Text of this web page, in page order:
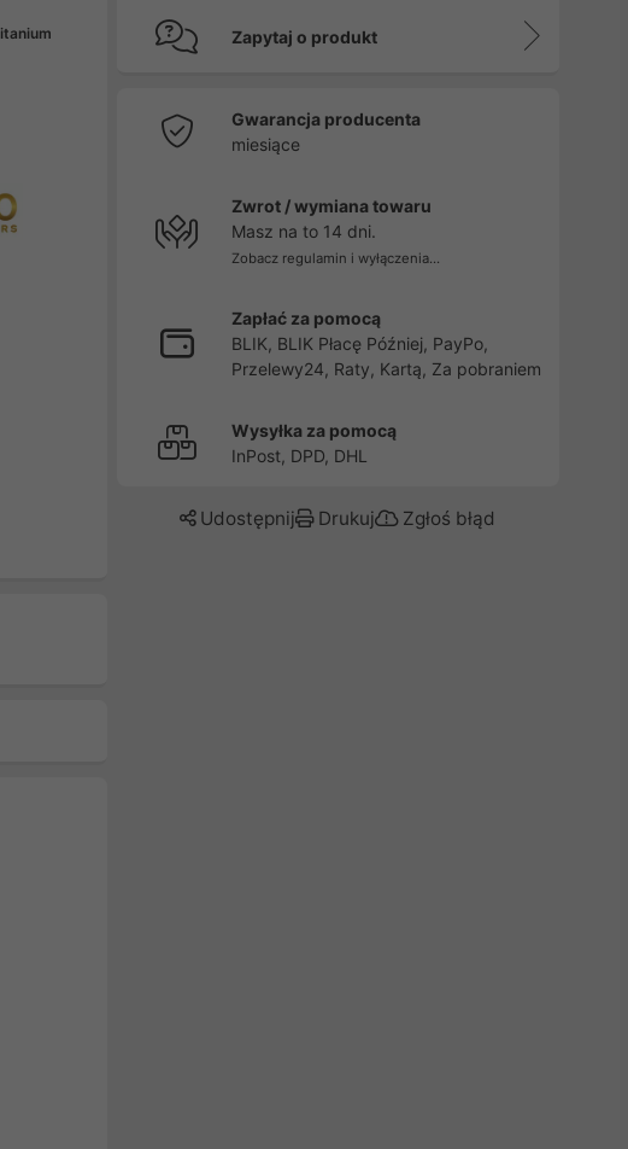
Zapytaj o produkt
Gwarancja producenta
miesiące
Zwrot / wymiana towaru
Masz na to 14 dni.
Zobacz regulamin i wyłączenia...
Zapłać za pomocą
BLIK, BLIK Płacę Później, PayPo,
Przelewy24, Raty, Kartą, Za pobraniem
Wysyłka za pomocą
InPost, DPD, DHL
Udostępnij Drukuj Zgłoś błąd